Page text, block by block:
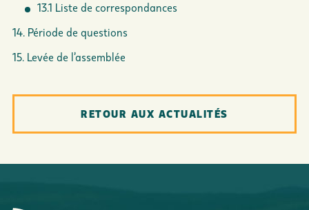
13.1 Liste de correspondances
14. Période de questions
15. Levée de l’assemblée
RETOUR AUX ACTUALITÉS